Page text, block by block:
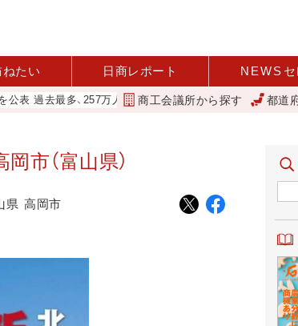
たい 日商レポート NEWS
、257万人に 厚労省 変革と価値共創による日本経済
商工会議所から探す 都道
市（富山県）
県 高岡市